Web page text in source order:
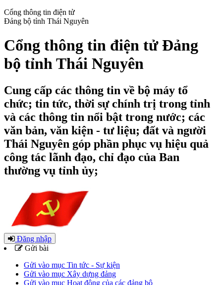
Cổng thông tin điện tử
Đảng bộ tỉnh Thái Nguyên
Cổng thông tin điện tử Đảng
bộ tỉnh Thái Nguyên
Cung cấp các thông tin về bộ máy tổ
chức; tin tức, thời sự chính trị trong tỉnh
và các thông tin nổi bật trong nước; các
văn bản, văn kiện - tư liệu; đất và người
Thái Nguyên góp phần phục vụ hiệu quả
công tác lãnh đạo, chỉ đạo của Ban
thường vụ tỉnh ủy;
Đăng nhập
Gửi bài
Gửi vào mục Tin tức - Sự kiện
Gửi vào mục Xây dựng đảng
Gửi vào mục Hoạt động của các đảng bộ